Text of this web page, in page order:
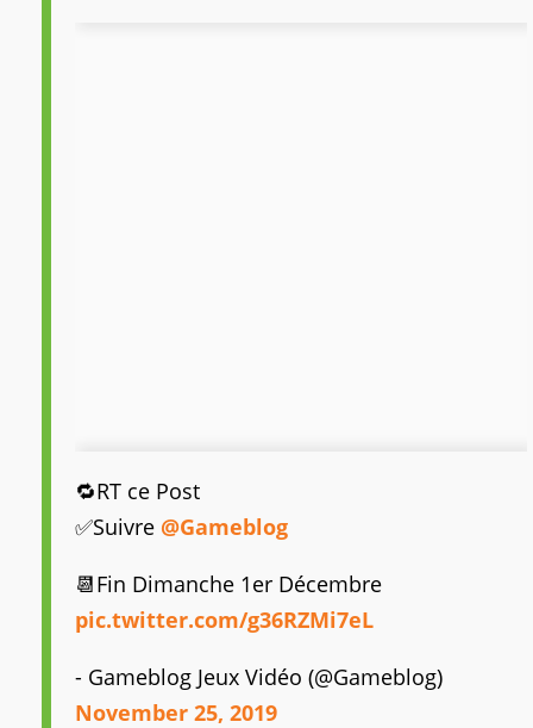
🔁RT ce Post
✅Suivre @Gameblog
📆Fin Dimanche 1er Décembre
pic.twitter.com/g36RZMi7eL
- Gameblog Jeux Vidéo (@Gameblog)
November 25, 2019